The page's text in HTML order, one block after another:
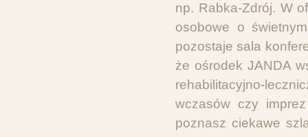
np. Rabka-Zdrój. W
osobowe o
pozostaje sala
że ośrodek JANDA
rehabilitacyjno-
wczasów czy
poznasz ciekawe